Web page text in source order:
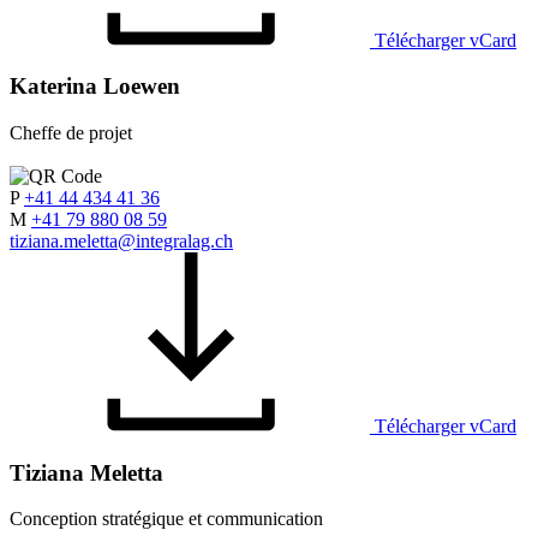
Télécharger vCard
Katerina Loewen
Cheffe de projet
P +41 44 434 41 36
M +41 79 880 08 59
tiziana.meletta@integralag.ch
Télécharger vCard
Tiziana Meletta
Conception stratégique et communication